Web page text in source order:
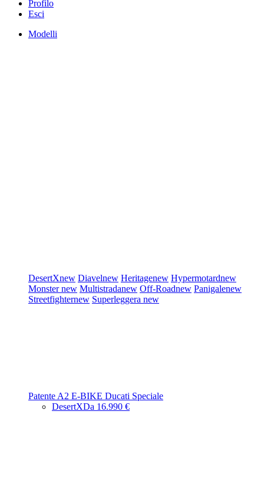
Profilo
Esci
Modelli
DesertXnew Diavelnew Heritagenew Hypermotardnew
Monsternew Multistradanew Off-Roadnew Panigalenew
Streetfighternew Superleggera new
Patente A2 E-BIKE Ducati Speciale
DesertXDa 16.990 €